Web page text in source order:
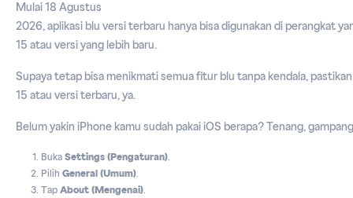
Mulai 18 Agustus
2026, aplikasi blu versi terbaru hanya bisa digunakan di perangkat
15 atau versi yang lebih baru.
Supaya tetap bisa menikmati semua fitur blu tanpa kendala,
15 atau versi terbaru, ya.
Belum yakin iPhone kamu sudah pakai iOS berapa? Tenang,
BukaSettings (Pengaturan).
Pilih General (Umum).
TapAbout (Mengenai).